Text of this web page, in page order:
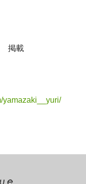
掲載
yamazaki__yuri/